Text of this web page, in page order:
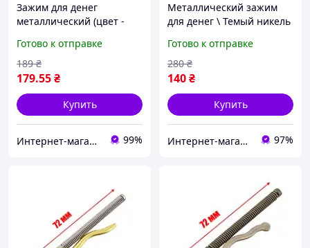
Зажим для денег
металлический (цвет -
Готово к отправке
179.55₴
189 ₴
Купить
Интернет-магазин "Magnit" 99%
Металлический зажим
для денег \ Темый никель
Готово к отправке
140₴
280 ₴
Купить
Интернет-магазин «Валіза». 97%